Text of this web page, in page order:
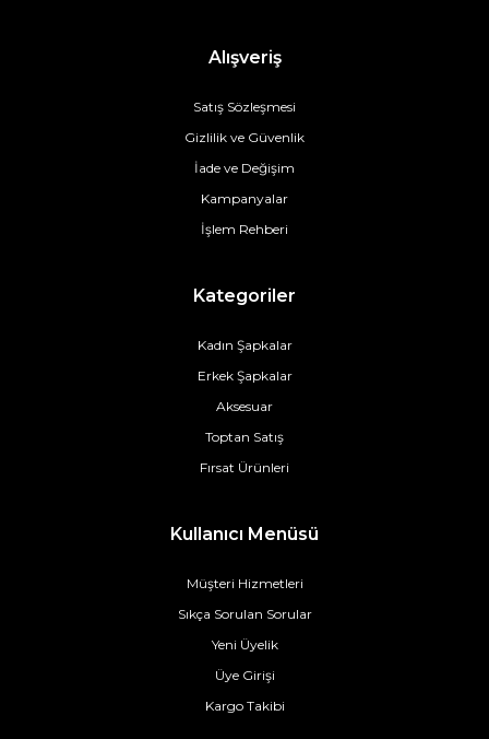
Alışveriş
Satış Sözleşmesi
Gizlilik ve Güvenlik
İade ve Değişim
Kampanyalar
İşlem Rehberi
Kategoriler
Kadın Şapkalar
Erkek Şapkalar
Aksesuar
Toptan Satış
Fırsat Ürünleri
Kullanıcı Menüsü
Müşteri Hizmetleri
Sıkça Sorulan Sorular
Yeni Üyelik
Üye Girişi
Kargo Takibi